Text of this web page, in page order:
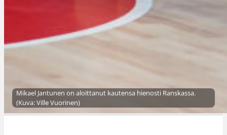
Mikael Jantunen on aloittanut kautensa hienosti Ranskassa.
(Kuva: Ville Vuorinen)